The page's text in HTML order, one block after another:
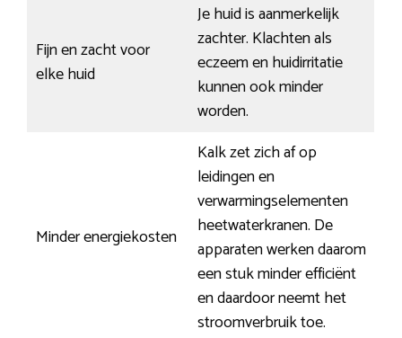
Fijn en zacht voor
elke huid
Je huid is aanmerkelijk
zachter. Klachten als
eczeem en huidirritatie
kunnen ook minder
worden.
Minder energiekosten
Kalk zet zich af op
leidingen en
verwarmingselementen
heetwaterkranen. De
apparaten werken daarom
een stuk minder efficiënt
en daardoor neemt het
stroomverbruik toe.